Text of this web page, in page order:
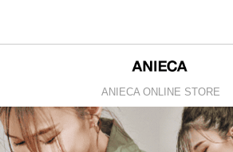
ANIECA ONLINE STORE